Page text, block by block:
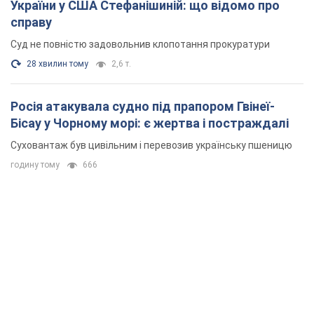
України у США Стефанішиній: що відомо про
справу
Суд не повністю задовольнив клопотання прокуратури
28 хвилин тому 2,6 т.
Росія атакувала судно під прапором Гвінеї-
Бісау у Чорному морі: є жертва і постраждалі
Суховантаж був цивільним і перевозив українську пшеницю
годину тому 666